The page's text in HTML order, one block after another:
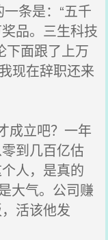
条是：“五千
品。三生科技
下面跟了上万
现在辞职还来
成立吧？一年
到几百亿估
人，是真的
大气。公司赚
活该他发